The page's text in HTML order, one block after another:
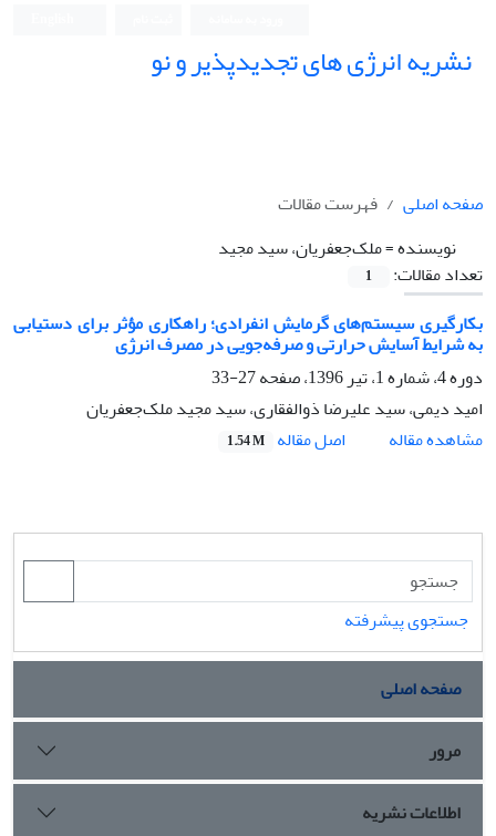
نشریه انرژی های تجدیدپذیر و نو
صفحه اصلی
فهرست مقالات
نویسنده =ملک‌جعفریان، سید مجید
تعداد مقالات:
1
بکارگیری سیستم‌های گرمایش انفرادی؛ راهکاری مؤثر برای دستیابی
به شرایط آسایش حرارتی و صرفه‌جویی در مصرف انرژی
دوره 4، شماره 1، تیر 1396، صفحه
27-33
امید دیمی، سید علیرضا ذوالفقاری، سید مجید ملک‌جعفریان
مشاهده مقاله
اصل مقاله 1.54 M
جستجوی پیشرفته
صفحه اصلی
مرور
اطلاعات نشریه